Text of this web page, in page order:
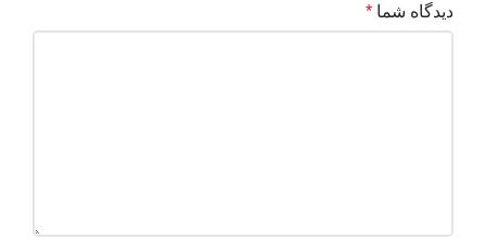
دیدگاه شما *